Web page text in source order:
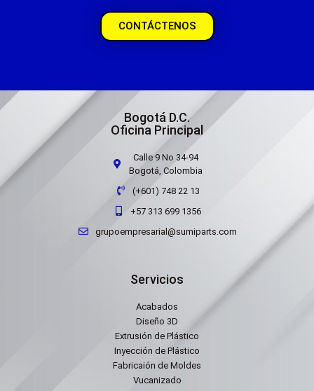
CONTÁCTENOS
Bogotá D.C.
Oficina Principal
Calle 9 No 34-94
Bogotá, Colombia
(+601) 748 22 13
+57 313 699 1356
grupoempresarial@sumiparts.com
Servicios
Acabados
Diseño 3D
Extrusión de Plástico
Inyección de Plástico
Fabricaión de Moldes
Vucanizado